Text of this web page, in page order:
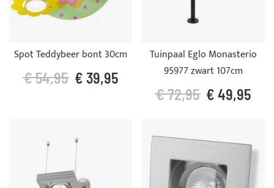
Spot Teddybeer bont 30cm
€ 39,95
€ 54,95
Tuinpaal Eglo Monasterio
95977 zwart 107cm
€ 49,95
€ 72,95